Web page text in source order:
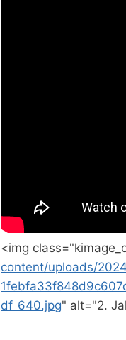
<img
content/uploads/
df_640.jpg" alt="2.